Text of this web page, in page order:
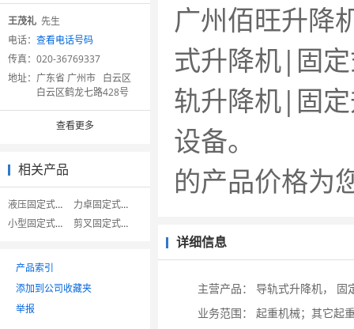
王茂礼 先生
电话： 查看电话号码
传真： 020-36769337
地址： 广东省 广州市 白云区
白云区鹤龙七路428号
查看更多
相关产品
液压固定式升降机
力卓固定式升降机
小型固定式升降机
剪叉固定式升降机
产品索引
添加到公司收藏夹
举报
广州佰旺升降
式升降机|固
轨升降机|固
设备。 广州
的产品价
详细信息
主营产品： 导轨式升降机，
固
业务范围：
起重机械；其它起